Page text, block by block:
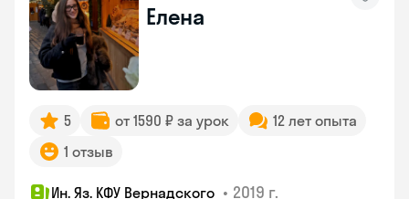
Елена
5 от 1590 ₽ за урок
12 лет опыта
1 отзыв
Ин. Яз. КФУ Вернадского • 2019 г.